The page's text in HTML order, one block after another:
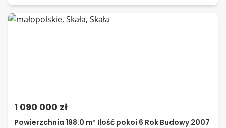
1 090 000 zł
Powierzchnia 198.0 m² Ilość pokoi 6 Rok Budowy 2007